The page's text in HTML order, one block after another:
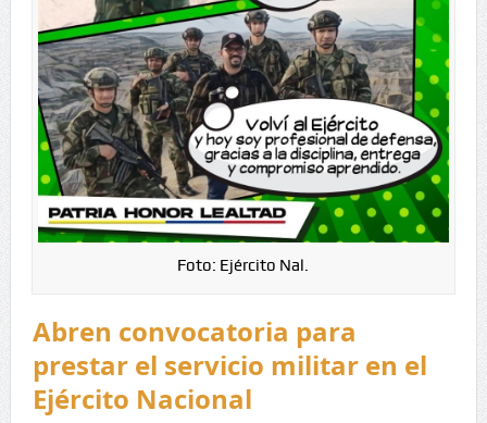
Foto: Ejército Nal.
Abren convocatoria para
prestar el servicio militar en el
Ejército Nacional